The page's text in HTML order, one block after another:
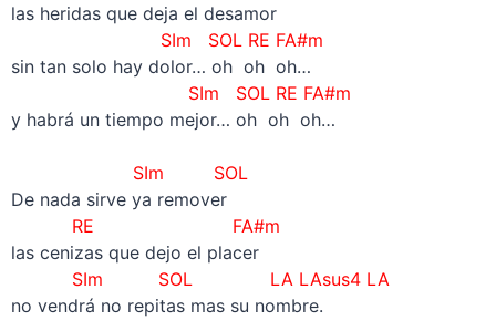
las heridas que deja el desamor
SIm SOL RE FA#m
sin tan solo hay dolor… oh oh oh…
SIm SOL RE FA#m
y habrá un tiempo mejor… oh oh oh…
SIm SOL
De nada sirve ya remover
RE
FA#m
las cenizas que dejo el placer
SIm SOL
LA LAsus4 LA
no vendrá no repitas mas su nombre.